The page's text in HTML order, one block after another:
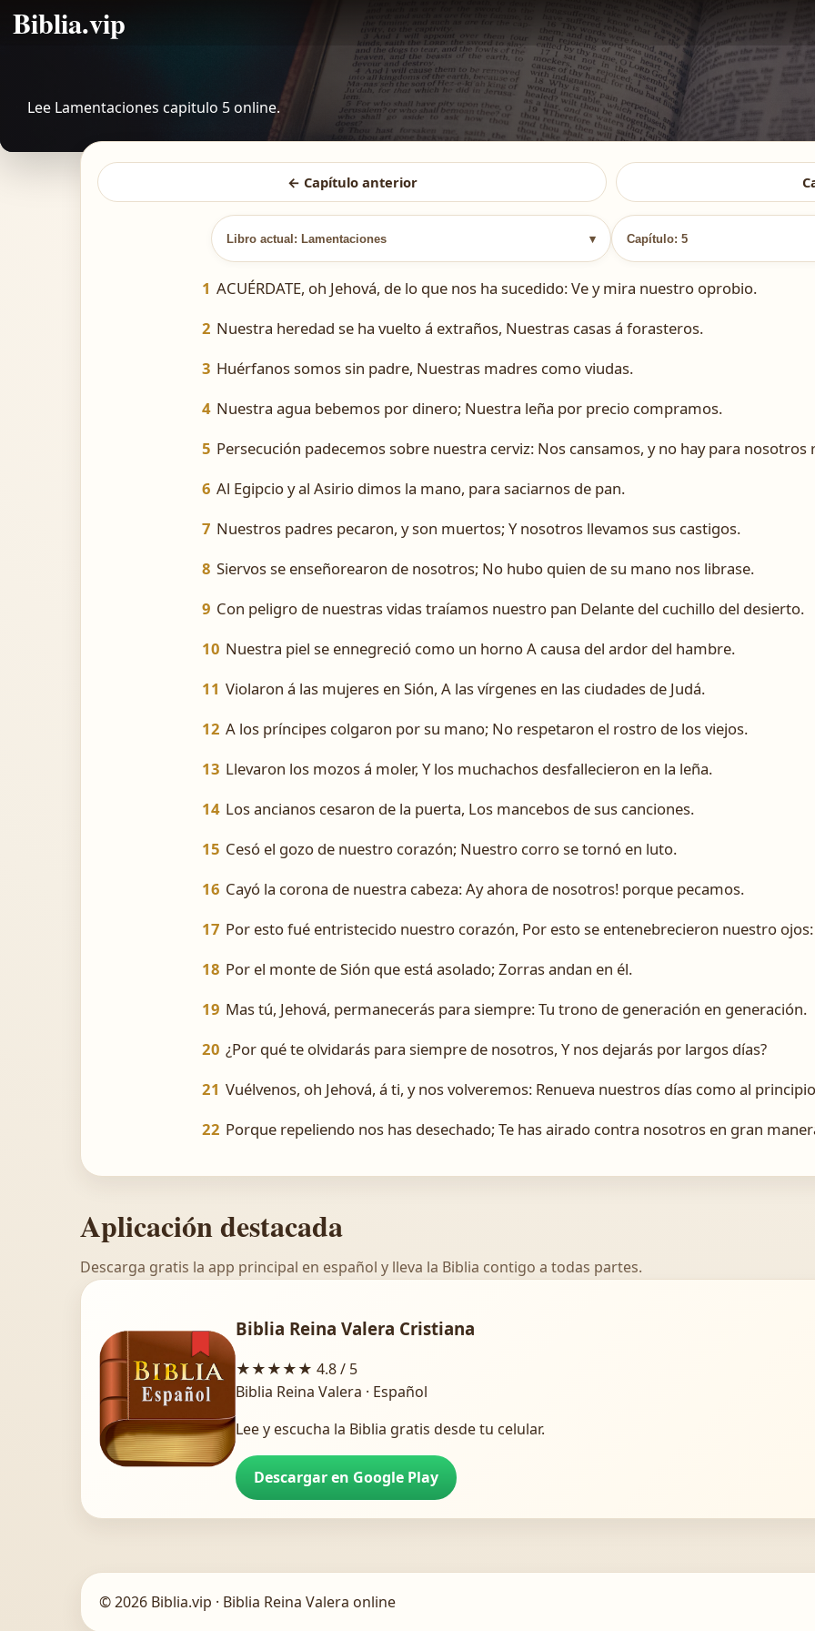
Biblia.vip
Lee Lamentaciones capitulo 5 online.
← Capítulo anterior
Libro actual: Lamentaciones ▾ Capítulo: 5
1 ACUÉRDATE, oh Jehová, de lo que nos ha sucedido: Ve y mira nuestro oprobio.
2 Nuestra heredad se ha vuelto á extraños, Nuestras casas á forasteros.
3 Huérfanos somos sin padre, Nuestras madres como viudas.
4 Nuestra agua bebemos por dinero; Nuestra leña por precio compramos.
5 Persecución padecemos sobre nuestra cerviz: Nos cansamos, y no hay para nosotros
6 Al Egipcio y al Asirio dimos la mano, para saciarnos de pan.
7 Nuestros padres pecaron, y son muertos; Y nosotros llevamos sus castigos.
8 Siervos se enseñorearon de nosotros; No hubo quien de su mano nos librase.
9 Con peligro de nuestras vidas traíamos nuestro pan Delante del cuchillo del desierto.
10 Nuestra piel se ennegreció como un horno A causa del ardor del hambre.
11 Violaron á las mujeres en Sión, A las vírgenes en las ciudades de Judá.
12 A los príncipes colgaron por su mano; No respetaron el rostro de los viejos.
13 Llevaron los mozos á moler, Y los muchachos desfallecieron en la leña.
14 Los ancianos cesaron de la puerta, Los mancebos de sus canciones.
15 Cesó el gozo de nuestro corazón; Nuestro corro se tornó en luto.
16 Cayó la corona de nuestra cabeza: ­Ay ahora de nosotros! porque pecamos.
17 Por esto fué entristecido nuestro corazón, Por esto se entenebrecieron nuestro ojos:
18 Por el monte de Sión que está asolado; Zorras andan en él.
19 Mas tú, Jehová, permanecerás para siempre: Tu trono de generación en generación.
20 ¿Por qué te olvidarás para siempre de nosotros, Y nos dejarás por largos días?
21 Vuélvenos, oh Jehová, á ti, y nos volveremos: Renueva nuestros días como al
22 Porque repeliendo nos has desechado; Te has airado contra nosotros en gran
Aplicación destacada
Descarga gratis la app principal en español y lleva la Biblia contigo a todas partes.
Biblia Reina Valera Cristiana
★★★★★ 4.8 / 5
Biblia Reina Valera · Español
Lee y escucha la Biblia gratis desde tu celular.
Descargar en Google Play
© 2026 Biblia.vip · Biblia Reina Valera online